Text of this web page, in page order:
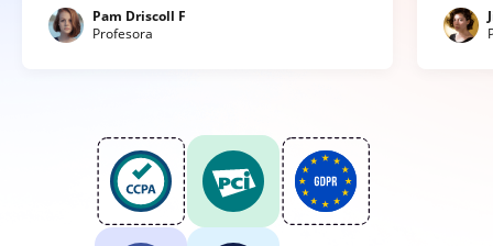
Pam Driscoll F
Profesora